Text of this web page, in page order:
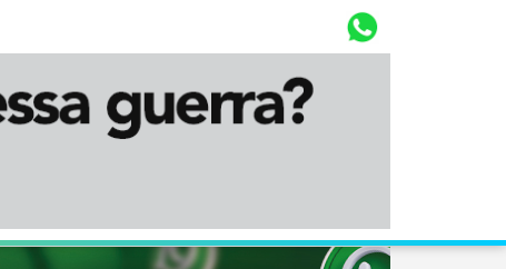
Diário Corumbaense